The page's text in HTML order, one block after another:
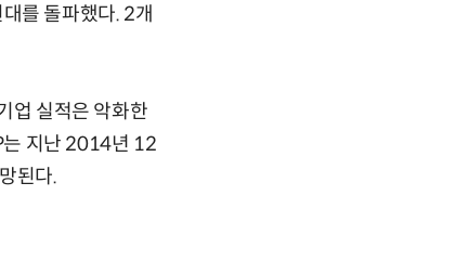
를 돌파했다. 2개
업 실적은 악화한
는 지난 2014년 12
된다.